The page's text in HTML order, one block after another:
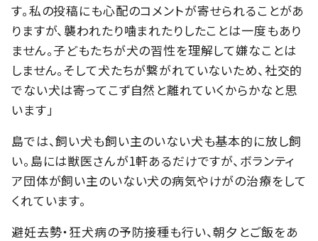
す。私の投稿にも心配のコメントが寄せられることがあ
りますが、襲われたり噛まれたりしたことは一度もあり
ません。子どもたちが犬の習性を理解して嫌なことは
しません。そして犬たちが繋がれていないため、社交的
でない犬は寄ってこず自然と離れていくからかなと思
います」
島では、飼い犬も飼い主のいない犬も基本的に放し飼
い。島には獣医さんが1軒あるだけですが、ボランティ
ア団体が飼い主のいない犬の病気やけがの治療をして
くれています。
避妊去勢・狂犬病の予防接種も行い、朝夕とご飯をあ